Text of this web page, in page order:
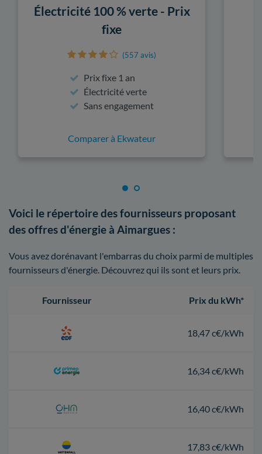
Électricité 100 % verte - Prix
fixe
(557 avis)
Prix fixe 1 an
Électricité verte
Sans engagement
Comparer à Ekwateur
Voici le répertoire des fournisseurs proposant
des offres d'énergie à Aimargues :
Vous avez dorénavant l'embarras du choix parmi de multiples
fournisseurs d'énergie. Découvrez qui ils sont et leurs prix.
Fournisseur Prix du kWh*
18,47 c€/kWh
16,34 c€/kWh
16,40 c€/kWh
17,83 c€/kWh